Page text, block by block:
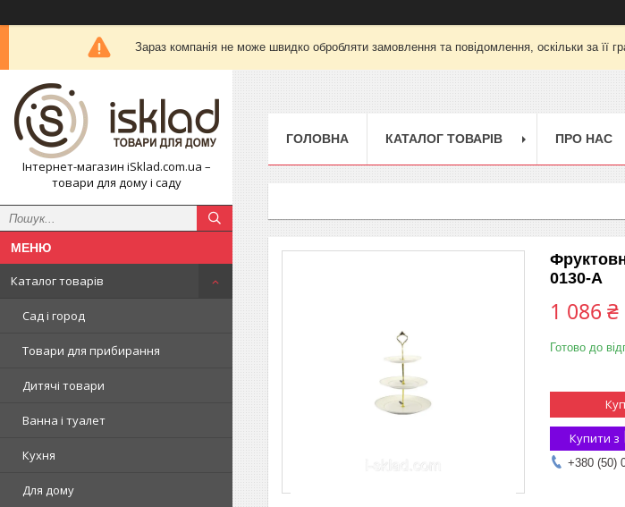
Зараз компанія не може швидко обробляти замовлення та повідомлення, оскільки за її
Інтернет-магазин iSklad.com.ua –
товари для дому і саду
Каталог товарів
Сад і город
Товари для прибирання
Дитячі товари
Ванна і туалет
Кухня
Для дому
ГОЛОВНА КАТАЛОГ ТОВАРІВ ПРО НАС
0130-А
1 086 ₴
Готово до
Купити з
+380 (50)